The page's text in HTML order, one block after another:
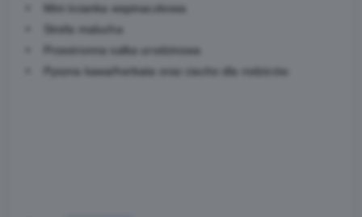
• Mini ścianka wspinaczkowa
• Strefa malucha
• Przestronna salka urodzinowa
• Pyszna kawa/herbata oraz ciacho dla rodziców.